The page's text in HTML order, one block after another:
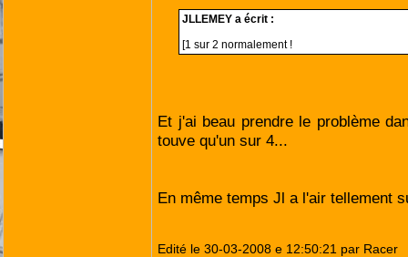
JLLEMEY a écrit :
[1 sur 2 normalement !
Et j'ai beau prendre le problème
touve qu'un sur 4...
En même temps Jl a l'air tellement
Edité le 30-03-2008 e 12:50:21 par Racer